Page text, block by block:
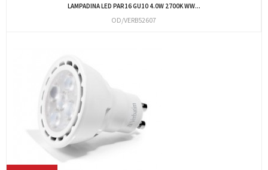
LAMPADINA LED PAR16 GU10 4.0W 2700K WW...
OD/VERB52607